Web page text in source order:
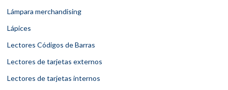
Lámpara merchandising
Lápices
Lectores Códigos de Barras
Lectores de tarjetas externos
Lectores de tarjetas internos